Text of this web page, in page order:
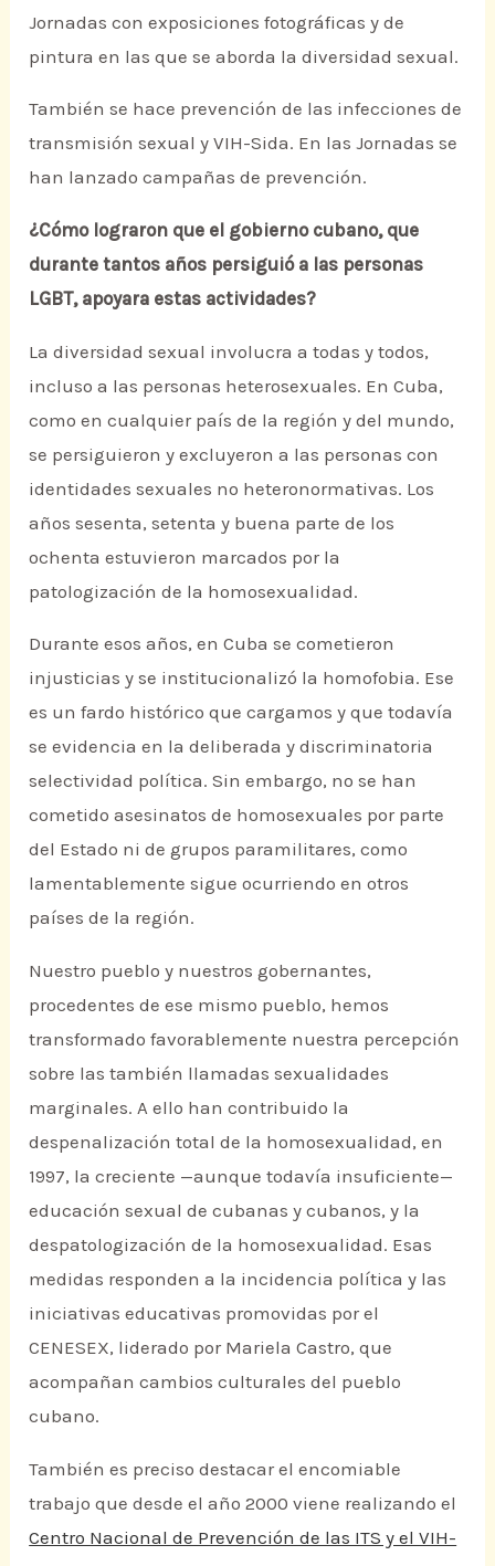
Jornadas con exposiciones fotográficas y de
pintura en las que se aborda la diversidad sexual.
También se hace prevención de las infecciones de
transmisión sexual y VIH-Sida. En las Jornadas se
han lanzado campañas de prevención.
¿Cómo lograron que el gobierno cubano, que
durante tantos años persiguió a las personas
LGBT, apoyara estas actividades?
La diversidad sexual involucra a todas y todos,
incluso a las personas heterosexuales. En Cuba,
como en cualquier país de la región y del mundo,
se persiguieron y excluyeron a las personas con
identidades sexuales no heteronormativas. Los
años sesenta, setenta y buena parte de los
ochenta estuvieron marcados por la
patologización de la homosexualidad.
Durante esos años, en Cuba se cometieron
injusticias y se institucionalizó la homofobia. Ese
es un fardo histórico que cargamos y que todavía
se evidencia en la deliberada y discriminatoria
selectividad política. Sin embargo, no se han
cometido asesinatos de homosexuales por parte
del Estado ni de grupos paramilitares, como
lamentablemente sigue ocurriendo en otros
países de la región.
Nuestro pueblo y nuestros gobernantes,
procedentes de ese mismo pueblo, hemos
transformado favorablemente nuestra percepción
sobre las también llamadas sexualidades
marginales. A ello han contribuido la
despenalización total de la homosexualidad, en
1997, la creciente —aunque todavía insuficiente—
educación sexual de cubanas y cubanos, y la
despatologización de la homosexualidad. Esas
medidas responden a la incidencia política y las
iniciativas educativas promovidas por el
CENESEX, liderado por Mariela Castro, que
acompañan cambios culturales del pueblo
cubano.
También es preciso destacar el encomiable
trabajo que desde el año 2000 viene realizando el
Centro Nacional de Prevención de las ITS y el VIH-